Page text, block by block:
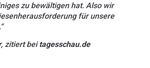
zu bewältigen hat. Also wir
für unsere
zitiert beitagesschau.de